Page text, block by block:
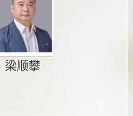
梁顺攀